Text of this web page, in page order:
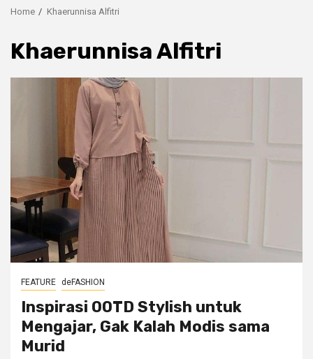
Home Khaerunnisa Alfitri
Khaerunnisa Alfitri
FEATURE deFASHION
Inspirasi OOTD Stylish untuk
Mengajar, Gak Kalah Modis sama
Murid